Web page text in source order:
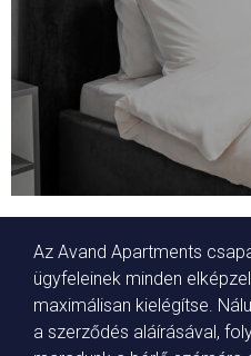
Az Avand Apartments
ügyfeleinek minden
maximálisan kielégítse.
a szerződés aláírásával,